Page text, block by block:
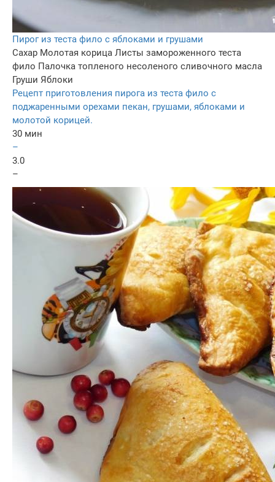
Пирог из теста фило с яблоками и грушами
Сахар Молотая корица Листы замороженного теста
фило Палочка топленого несоленого сливочного масла
Груши Яблоки
Рецепт приготовления пирога из теста фило с
поджаренными орехами пекан, грушами, яблоками и
молотой корицей.
30 мин
–
3.0
–